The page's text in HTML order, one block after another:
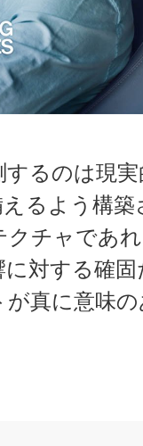
るのは現実
るよう構築
クチャであれ
対する確固
真に意味の